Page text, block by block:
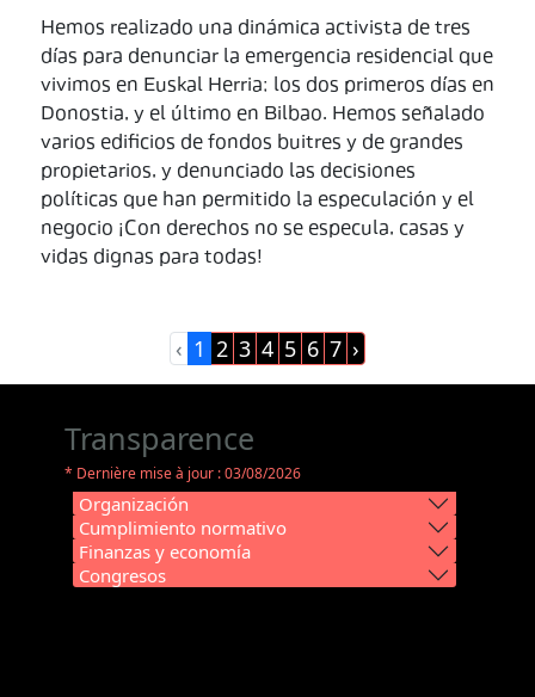
Hemos realizado una dinámica activista de tres
días para denunciar la emergencia residencial que
vivimos en Euskal Herria; los dos primeros días en
Donostia, y el último en Bilbao. Hemos señalado
varios edificios de fondos buitres y de grandes
propietarios, y denunciado las decisiones
políticas que han permitido la especulación y el
negocio ¡Con derechos no se especula, casas y
vidas dignas para todas!
‹ 1 2 3 4 5 6 7 ›
Transparence
* Dernière mise à jour : 03/08/2026
Organización
Cumplimiento normativo
Finanzas y economía
Congresos